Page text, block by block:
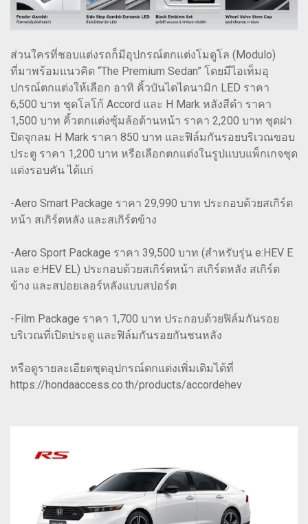
ส่วนใครที่ชอบแต่งรถก็มีอุปกรณ์ตกแต่งโมดูโล (Modulo)
ที่มาพร้อมแนวคิด “The Premium Sedan” โดยมีไอเท็มอุ
ปกรณ์ตกแต่งให้เลือก อาทิ คิ้วบันไดไดนามิก LED ราคา
6,500 บาท ชุดโลโก้ Accord และ H Mark หลังสีดำ ราคา
1,500 บาท คิ้วตกแต่งซุ้มล้อด้านหน้า ราคา 2,200 บาท ชุดฝา
ปิดจุกลม H Mark ราคา 850 บาท และฟิล์มกันรอยบริเวณขอบ
ประตู ราคา 1,200 บาท หรือเลือกตกแต่งในรูปแบบแพ็กเกจชุด
แต่งรอบคัน ได้แก่
-Aero Smart Package ราคา 29,990 บาท ประกอบด้วยสเกิร์ต
หน้า สเกิร์ตหลัง และสเกิร์ตข้าง
-Aero Sport Package ราคา 39,500 บาท (สำหรับรุ่น e:HEV E
และ e:HEV EL) ประกอบด้วยสเกิร์ตหน้า สเกิร์ตหลัง สเกิร์ต
ข้าง และสปอยเลอร์หลังแบบสปอร์ต
-Film Package ราคา 1,700 บาท ประกอบด้วยฟิล์มกันรอย
บริเวณที่เปิดประตู และฟิล์มกันรอยกันชนหลัง
หรือดูรายละเอียดชุดอุปกรณ์ตกแต่งเพิ่มเติมได้ที่
https://hondaaccess.co.th/products/accordehev